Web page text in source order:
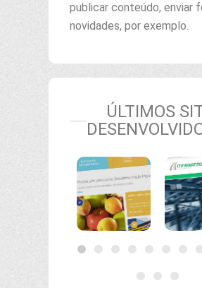
publicar conteúdo, enviar
novidades, por exemplo.
ÚLTIMOS